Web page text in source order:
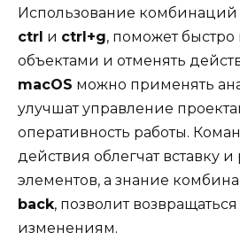
Использование комбинаций
ctrl и ctrl+g, поможет
объектами и отменять
macOS можно применять
улучшат управление
оперативность работы.
действия облегчат вставку
элементов, а знание
back, позволит
изменениям.